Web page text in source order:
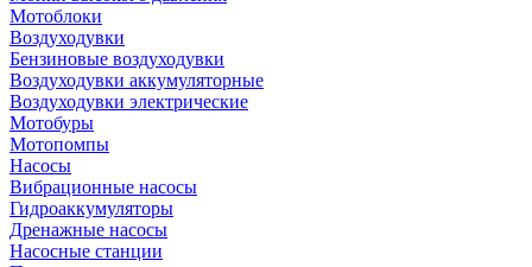
Мотоблоки
Воздуходувки
Бензиновые воздуходувки
Воздуходувки аккумуляторные
Воздуходувки электрические
Мотобуры
Мотопомпы
Насосы
Вибрационные насосы
Гидроаккумуляторы
Дренажные насосы
Насосные станции